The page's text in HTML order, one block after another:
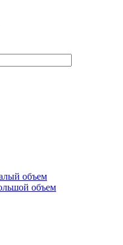
объем
объем